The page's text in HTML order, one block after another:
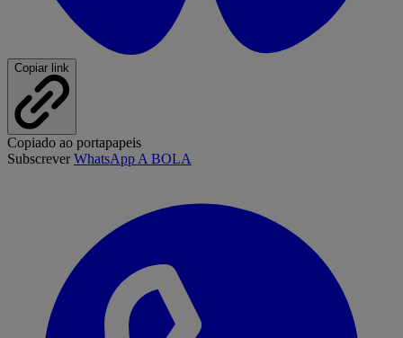
Copiar link
Copiado ao portapapeis
SubscreverWhatsApp A BOLA